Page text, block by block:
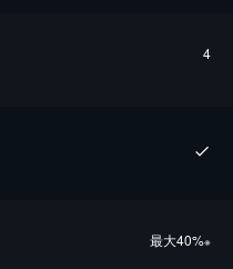
4
最⼤40%※